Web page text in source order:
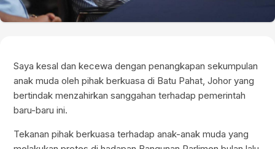
Saya kesal dan kecewa dengan penangkapan sekumpulan
anak muda oleh pihak berkuasa di Batu Pahat, Johor yang
bertindak menzahirkan sanggahan terhadap pemerintah
baru-baru ini.
Tekanan pihak berkuasa terhadap anak-anak muda yang